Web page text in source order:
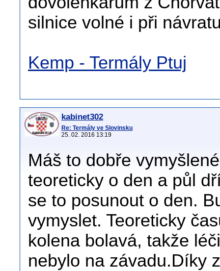
silnice volné i při
Kemp - Termály Ptuj
kabinet302
Re: Termály ve Slovinsku
25. 02. 2016 13:19
Máš to dobře
teoreticky o den a půl
se to posunout o den.
vymyslet. Teoreticky
kolena bolavá, takže
nebylo na závadu.Díky